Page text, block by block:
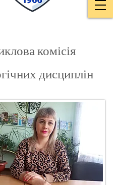
комісія
дисциплін